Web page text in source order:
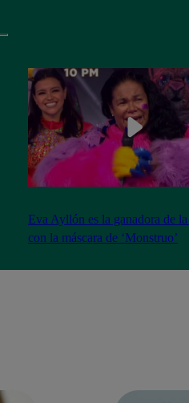
Eva Ayllón es la ganadora de
con la máscara de ‘Monstruo’